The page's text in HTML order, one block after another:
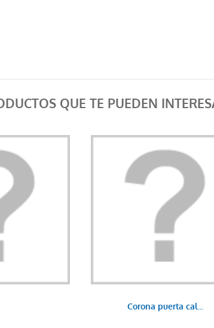
QUE TE PUEDEN
Corona puerta cal...